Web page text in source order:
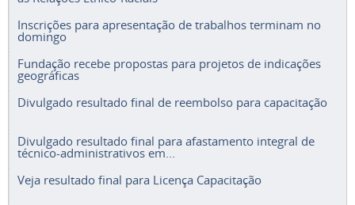
Inscrições para apresentação de trabalhos terminam no
domingo
Fundação recebe propostas para projetos de indicações
geográficas
Divulgado resultado final de reembolso para capacitação
Divulgado resultado final para afastamento integral de
técnico-administrativos em...
Veja resultado final para Licença Capacitação